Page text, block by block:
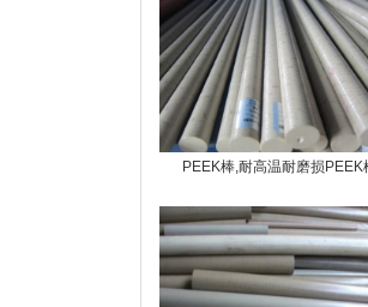
PEEK棒,耐高温耐磨损PEEK